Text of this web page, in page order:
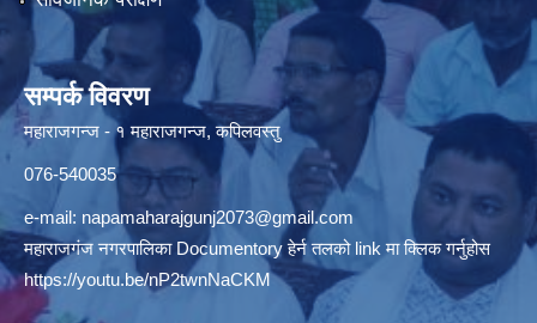
सम्पर्क विवरण
महाराजगन्ज - १ महाराजगन्ज, कपिलवस्तु
076-540035
e-mail: napamaharajgunj2073@gmail.com
महाराजगंज नगरपालिका Documentory हेर्न तलको link मा क्लिक गर्नुहोस
https://youtu.be/nP2twnNaCKM